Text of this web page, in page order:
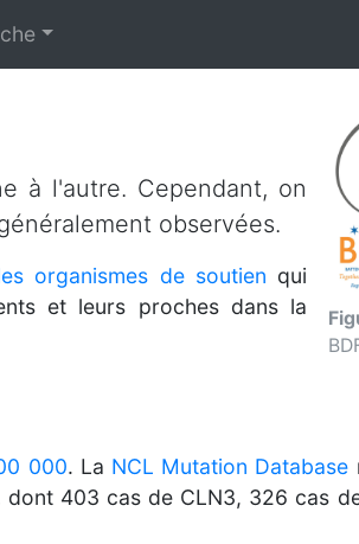
à l'autre. Cependant, on
observées.
organismes de soutien qui
et leurs proches dans la
000. La NCL Mutation Database
403 cas de CLN3, 326 cas